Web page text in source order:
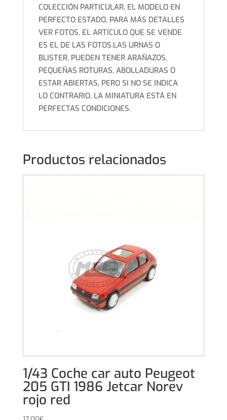
COLECCIÓN PARTICULAR, EL MODELO EN
PERFECTO ESTADO, PARA MÁS DETALLES
VER FOTOS, EL ARTÍCULO QUE SE VENDE
ES EL DE LAS FOTOS.LAS URNAS O
BLISTER, PUEDEN TENER ARAÑAZOS,
PEQUEÑAS ROTURAS, ABOLLADURAS O
ESTAR ABIERTAS, PERO SI NO SE INDICA
LO CONTRARIO, LA MINIATURA ESTÁ EN
PERFECTAS CONDICIONES.
Productos relacionados
1/43 Coche car auto Peugeot
205 GTI 1986 Jetcar Norev
rojo red